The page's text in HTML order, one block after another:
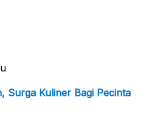
Surga Kuliner Bagi Pecinta